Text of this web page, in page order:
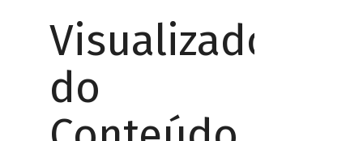
Visualizador
do